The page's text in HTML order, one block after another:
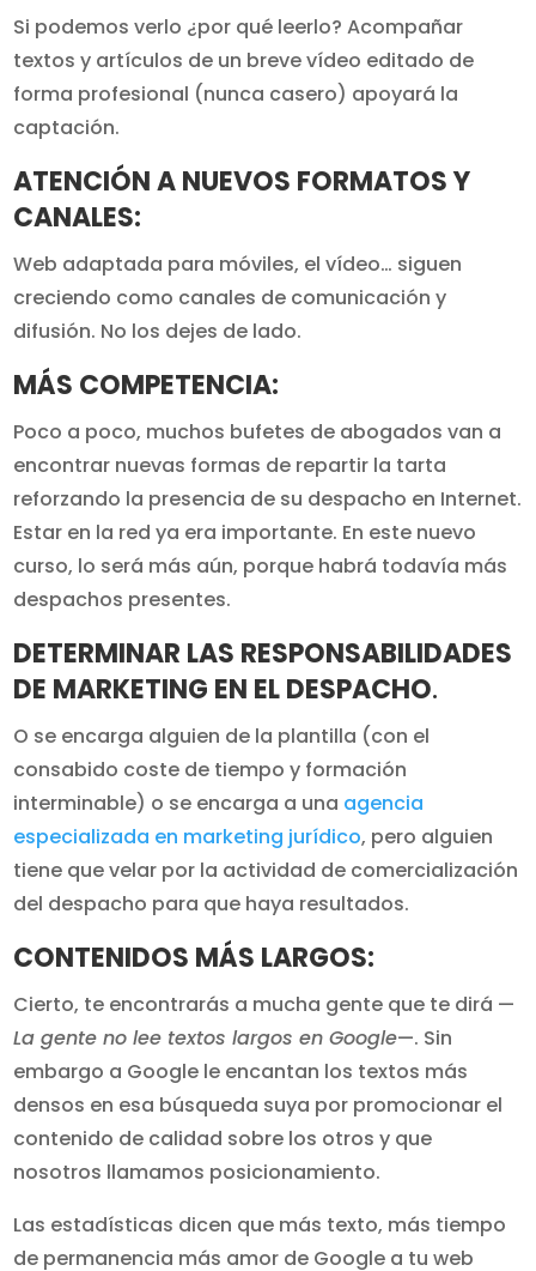
Si podemos verlo ¿por qué leerlo? Acompañar
textos y artículos de un breve vídeo editado de
forma profesional (nunca casero) apoyará la
captación.
ATENCIÓN A NUEVOS FORMATOS Y
CANALES:
Web adaptada para móviles, el vídeo… siguen
creciendo como canales de comunicación y
difusión. No los dejes de lado.
MÁS COMPETENCIA:
Poco a poco, muchos bufetes de abogados van a
encontrar nuevas formas de repartir la tarta
reforzando la presencia de su despacho en Internet.
Estar en la red ya era importante. En este nuevo
curso, lo será más aún, porque habrá todavía más
despachos presentes.
DETERMINAR LAS RESPONSABILIDADES
DE MARKETING EN EL DESPACHO.
O se encarga alguien de la plantilla (con el
consabido coste de tiempo y formación
interminable) o se encarga a una agencia
especializada en marketing jurídico, pero alguien
tiene que velar por la actividad de comercialización
del despacho para que haya resultados.
CONTENIDOS MÁS LARGOS:
Cierto, te encontrarás a mucha gente que te dirá —
La gente no lee textos largos en Google—. Sin
embargo a Google le encantan los textos más
densos en esa búsqueda suya por promocionar el
contenido de calidad sobre los otros y que
nosotros llamamos posicionamiento.
Las estadísticas dicen que más texto, más tiempo
de permanencia más amor de Google a tu web